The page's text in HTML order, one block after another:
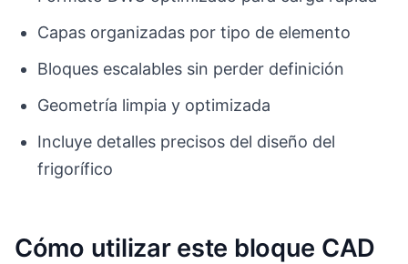
Capas organizadas por tipo de elemento
Bloques escalables sin perder definición
Geometría limpia y optimizada
Incluye detalles precisos del diseño del
frigorífico
Cómo utilizar este bloque CAD